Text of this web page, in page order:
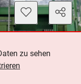
zu sehen